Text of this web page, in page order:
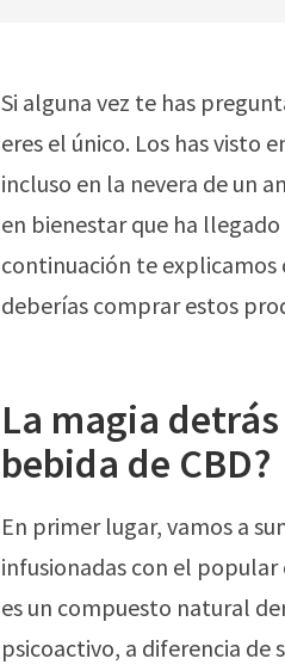
Si alguna vez te has
eres el único. Los has visto
incluso en la nevera de un
en bienestar que ha llegado
continuación te explicamos
deberías comprar estos
La magia
bebida de CBD?
En primer lugar, vamos a
infusionadas con el
es un compuesto natural
psicoactivo, a diferencia de